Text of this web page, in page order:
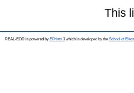
This
REAL-EOD is powered by EPrints 3which is developed by the School of